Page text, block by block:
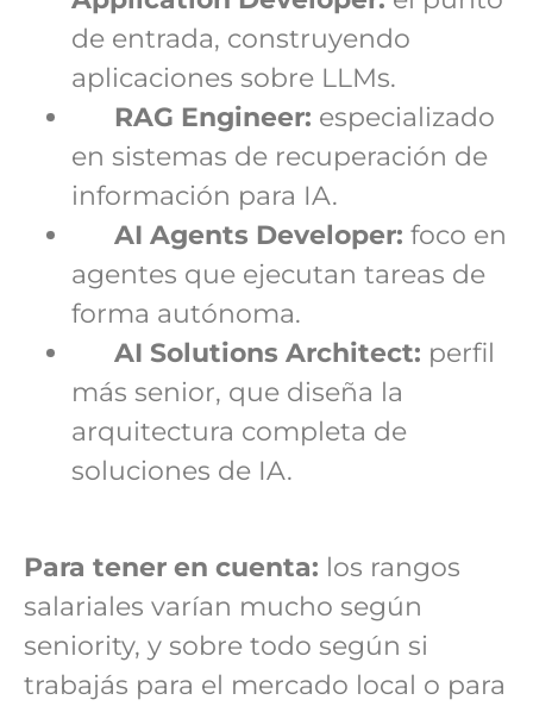
de entrada, construyendo
aplicaciones sobre LLMs.
RAG Engineer: especializado
en sistemas de recuperación de
información para IA.
AI Agents Developer: foco en
agentes que ejecutan tareas de
forma autónoma.
AI Solutions Architect: perfil
más senior, que diseña la
arquitectura completa de
soluciones de IA.
Para tener en cuenta: los rangos
salariales varían mucho según
seniority, y sobre todo según si
trabajás para el mercado local o para